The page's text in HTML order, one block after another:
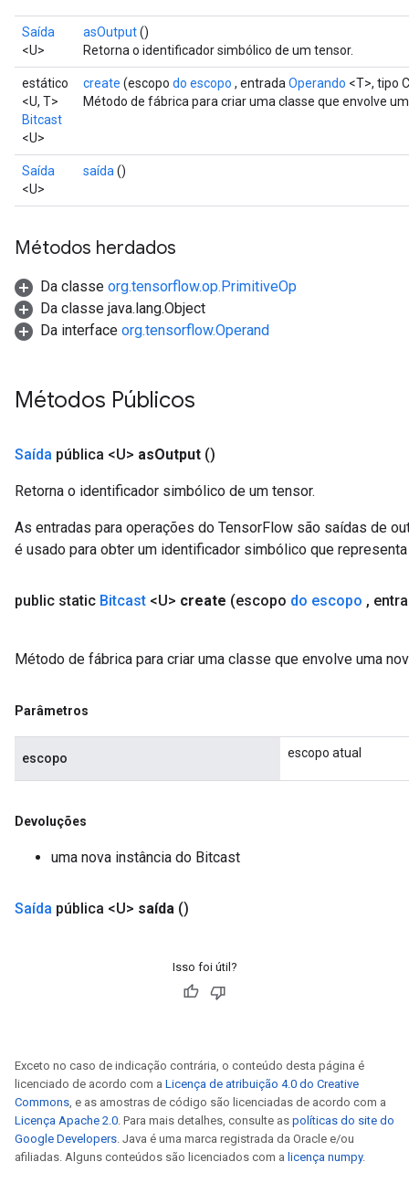
Saída
<U>
asOutput()
Retorna o identificador simbólico de um tensor.
estático
<U, T>
Bitcast
<U>
create (escopo do escopo , entrada Operando <T>, tipo
Método de fábrica para criar uma classe que envolve
Saída
<U>
saída ()
Métodos herdados
Da classe org.tensorflow.op.PrimitiveOp
Da classe java.lang.Object
Da interface org.tensorflow.Operand
Métodos Públicos
Saída pública <U> asOutput ()
Retorna o identificador simbólico de um tensor.
As entradas para operações do TensorFlow são saídas de
é usado para obter um identificador simbólico que
public static Bitcast <U> create (escopo do escopo ,
Método de fábrica para criar uma classe que envolve uma
Parâmetros
escopo escopo atual
Devoluções
uma nova instância do Bitcast
Saída pública <U> saída ()
Isso foi útil?
Exceto no caso de indicação contrária, o conteúdo desta página é
licenciado de acordo com a Licença de atribuição 4.0 do Creative
Commons, e as amostras de código são licenciadas de acordo com a
Licença Apache 2.0. Para mais detalhes, consulte as políticas do site do
Google Developers. Java é uma marca registrada da Oracle e/ou
afiliadas. Alguns conteúdos são licenciados com a licença numpy.